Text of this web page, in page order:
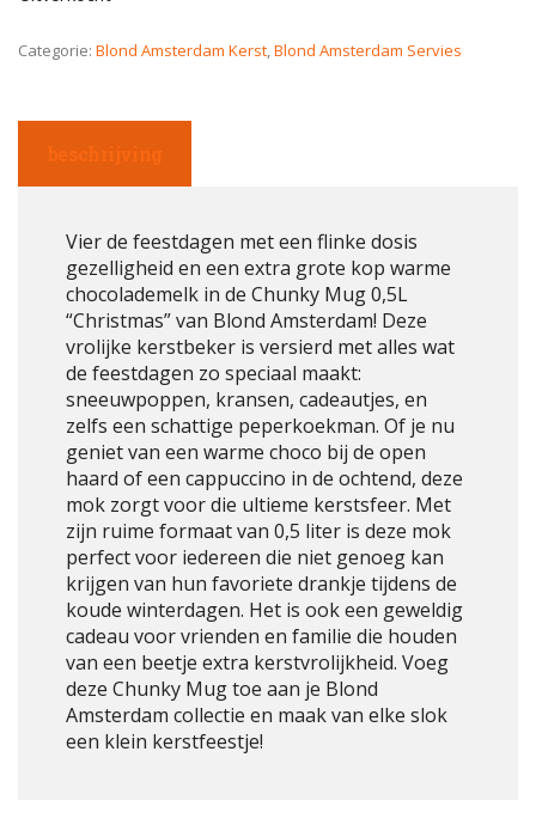
Categorie: Blond Amsterdam Kerst,Blond Amsterdam Servies
Vier de feestdagen met een flinke dosis
gezelligheid en een extra grote kop warme
chocolademelk in de Chunky Mug 0,5L
“Christmas” van Blond Amsterdam! Deze
vrolijke kerstbeker is versierd met alles wat
de feestdagen zo speciaal maakt:
sneeuwpoppen, kransen, cadeautjes, en
zelfs een schattige peperkoekman. Of je nu
geniet van een warme choco bij de open
haard of een cappuccino in de ochtend, deze
mok zorgt voor die ultieme kerstsfeer. Met
zijn ruime formaat van 0,5 liter is deze mok
perfect voor iedereen die niet genoeg kan
krijgen van hun favoriete drankje tijdens de
koude winterdagen. Het is ook een geweldig
cadeau voor vrienden en familie die houden
van een beetje extra kerstvrolijkheid. Voeg
deze Chunky Mug toe aan je Blond
Amsterdam collectie en maak van elke slok
een klein kerstfeestje!